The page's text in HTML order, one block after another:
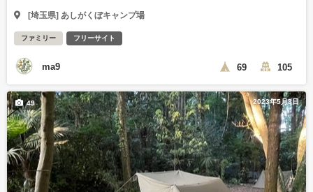
[埼玉県] あしがくぼキャンプ場
ファミリー フリーサイト
ma9 69 105
2023年5月3日
49